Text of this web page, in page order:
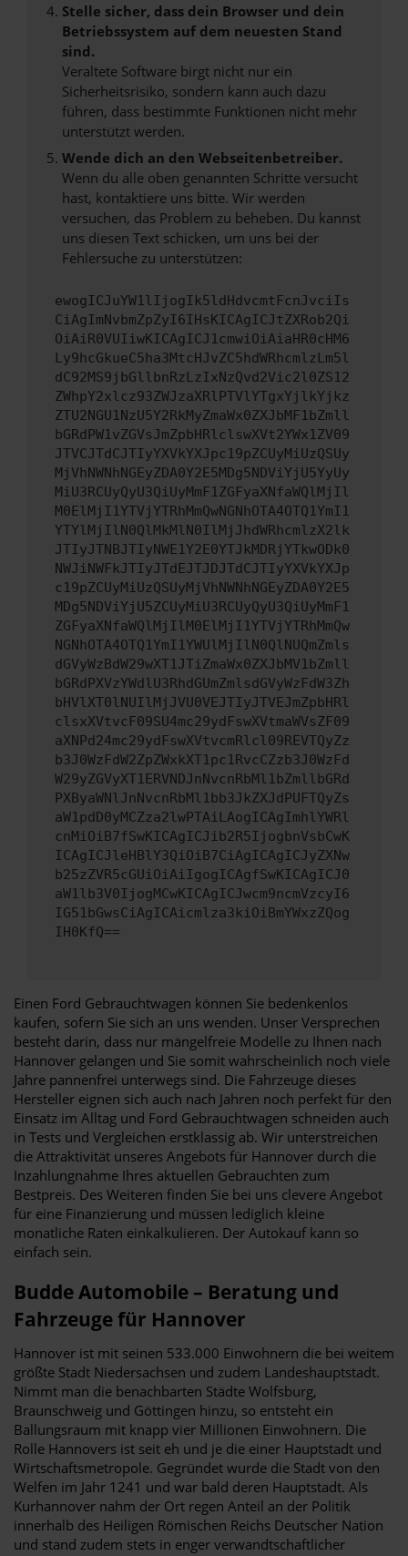
Stelle sicher, dass dein Browser und dein
Betriebssystem auf dem neuesten Stand
sind.
Veraltete Software birgt nicht nur ein
Sicherheitsrisiko, sondern kann auch dazu
führen, dass bestimmte Funktionen nicht mehr
unterstützt werden.
Wende dich an den Webseitenbetreiber.
Wenn du alle oben genannten Schritte versucht
hast, kontaktiere uns bitte. Wir werden
versuchen, das Problem zu beheben. Du kannst
uns diesen Text schicken, um uns bei der
Fehlersuche zu unterstützen:
ewogICJuYW1lIjogIk5ldHdvcmtFcnJvciIs
CiAgImNvbmZpZyI6IHsKICAgICJtZXRob2Qi
OiAiR0VUIiwKICAgICJ1cmwiOiAiaHR0cHM6
Ly9hcGkueC5ha3MtcHJvZC5hdWRhcmlzLm5l
dC92MS9jbGllbnRzLzIxNzQvd2Vic2l0ZS12
ZWhpY2xlcz93ZWJzaXRlPTVlYTgxYjlkYjkz
ZTU2NGU1NzU5Y2RkMyZmaWx0ZXJbMF1bZmll
bGRdPW1vZGVsJmZpbHRlclswXVt2YWx1ZV09
JTVCJTdCJTIyYXVkYXJpc19pZCUyMiUzQSUy
MjVhNWNhNGEyZDA0Y2E5MDg5NDViYjU5YyUy
MiU3RCUyQyU3QiUyMmF1ZGFyaXNfaWQlMjIl
M0ElMjI1YTVjYTRhMmQwNGNhOTA4OTQ1YmI1
YTYlMjIlN0QlMkMlN0IlMjJhdWRhcmlzX2lk
JTIyJTNBJTIyNWE1Y2E0YTJkMDRjYTkwODk0
NWJiNWFkJTIyJTdEJTJDJTdCJTIyYXVkYXJp
c19pZCUyMiUzQSUyMjVhNWNhNGEyZDA0Y2E5
MDg5NDViYjU5ZCUyMiU3RCUyQyU3QiUyMmF1
ZGFyaXNfaWQlMjIlM0ElMjI1YTVjYTRhMmQw
NGNhOTA4OTQ1YmI1YWUlMjIlN0QlNUQmZmls
dGVyWzBdW29wXT1JTiZmaWx0ZXJbMV1bZmll
bGRdPXVzYWdlU3RhdGUmZmlsdGVyWzFdW3Zh
bHVlXT0lNUIlMjJVU0VEJTIyJTVEJmZpbHRl
clsxXVtvcF09SU4mc29ydFswXVtmaWVsZF09
aXNPd24mc29ydFswXVtvcmRlcl09REVTQyZz
b3J0WzFdW2ZpZWxkXT1pc1RvcCZzb3J0WzFd
W29yZGVyXT1ERVNDJnNvcnRbMl1bZmllbGRd
PXByaWNlJnNvcnRbMl1bb3JkZXJdPUFTQyZs
aW1pdD0yMCZza2lwPTAiLAogICAgImhlYWRl
cnMiOiB7fSwKICAgICJib2R5IjogbnVsbCwK
ICAgICJleHBlY3QiOiB7CiAgICAgICJyZXNw
b25zZVR5cGUiOiAiIgogICAgfSwKICAgICJ0
aW1lb3V0IjogMCwKICAgICJwcm9ncmVzcyI6
IG51bGwsCiAgICAicmlza3kiOiBmYWxzZQog
IH0KfQ==
Einen Ford Gebrauchtwagen können Sie bedenkenlos
kaufen, sofern Sie sich an uns wenden. Unser Versprechen
besteht darin, dass nur mängelfreie Modelle zu Ihnen nach
Hannover gelangen und Sie somit wahrscheinlich noch viele
Jahre pannenfrei unterwegs sind. Die Fahrzeuge dieses
Hersteller eignen sich auch nach Jahren noch perfekt für den
Einsatz im Alltag und Ford Gebrauchtwagen schneiden auch
in Tests und Vergleichen erstklassig ab. Wir unterstreichen
die Attraktivität unseres Angebots für Hannover durch die
Inzahlungnahme Ihres aktuellen Gebrauchten zum
Bestpreis. Des Weiteren finden Sie bei uns clevere Angebot
für eine Finanzierung und müssen lediglich kleine
monatliche Raten einkalkulieren. Der Autokauf kann so
einfach sein.
Budde Automobile – Beratung und
Fahrzeuge für Hannover
Hannover ist mit seinen 533.000 Einwohnern die bei weitem
größte Stadt Niedersachsen und zudem Landeshauptstadt.
Nimmt man die benachbarten Städte Wolfsburg,
Braunschweig und Göttingen hinzu, so entsteht ein
Ballungsraum mit knapp vier Millionen Einwohnern. Die
Rolle Hannovers ist seit eh und je die einer Hauptstadt und
Wirtschaftsmetropole. Gegründet wurde die Stadt von den
Welfen im Jahr 1241 und war bald deren Hauptstadt. Als
Kurhannover nahm der Ort regen Anteil an der Politik
innerhalb des Heiligen Römischen Reichs Deutscher Nation
und stand zudem stets in enger verwandtschaftlicher